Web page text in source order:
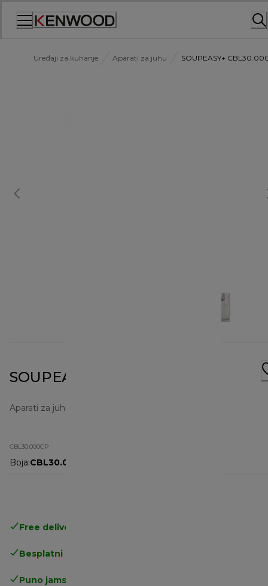
Uređaji za kuhanje Aparati za juhu SOUPEASY+
SOUPEASY+ CBL30.000CP
Aparati za juhu
CBL30.000CP
Boja:CBL30.000CP
Free delivery in 1-3 days
Besplatni povrati
Puno jamstvo proizvođača